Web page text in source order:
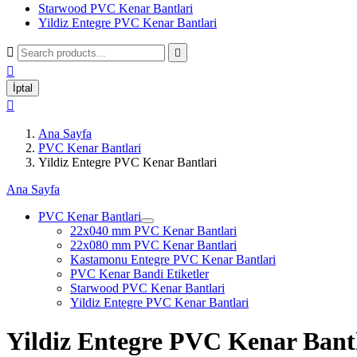
Starwood PVC Kenar Bantlari
Yildiz Entegre PVC Kenar Bantlari
 

İptal

Ana Sayfa
PVC Kenar Bantlari
Yildiz Entegre PVC Kenar Bantlari
Ana Sayfa
PVC Kenar Bantlari
22x040 mm PVC Kenar Bantlari
22x080 mm PVC Kenar Bantlari
Kastamonu Entegre PVC Kenar Bantlari
PVC Kenar Bandi Etiketler
Starwood PVC Kenar Bantlari
Yildiz Entegre PVC Kenar Bantlari
Yildiz Entegre PVC Kenar